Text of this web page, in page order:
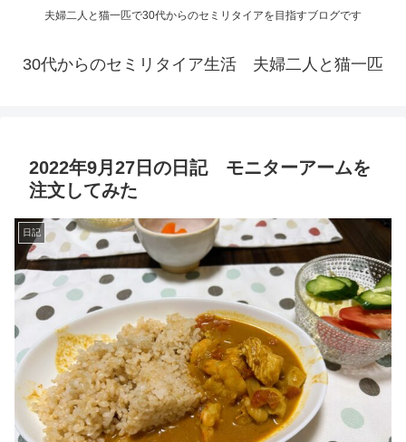
夫婦二人と猫一匹で30代からのセミリタイアを目指すブログです
30代からのセミリタイア生活 夫婦二人と猫一匹
2022年9月27日の日記 モニターアームを
注文してみた
日記